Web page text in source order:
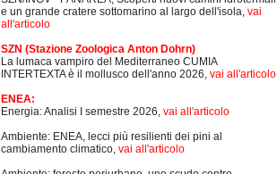
e un grande cratere sottomarino al largo dell'isola, vai
all'articolo
SZN (Stazione Zoologica Anton Dohrn)
La lumaca vampiro del Mediterraneo CUMIA
INTERTEXTA è il mollusco dell'anno 2026, vai all'articolo
ENEA:
Energia: Analisi I semestre 2026, vai all'articolo
Ambiente: ENEA, lecci più resilienti dei pini al
cambiamento climatico, vai all'articolo